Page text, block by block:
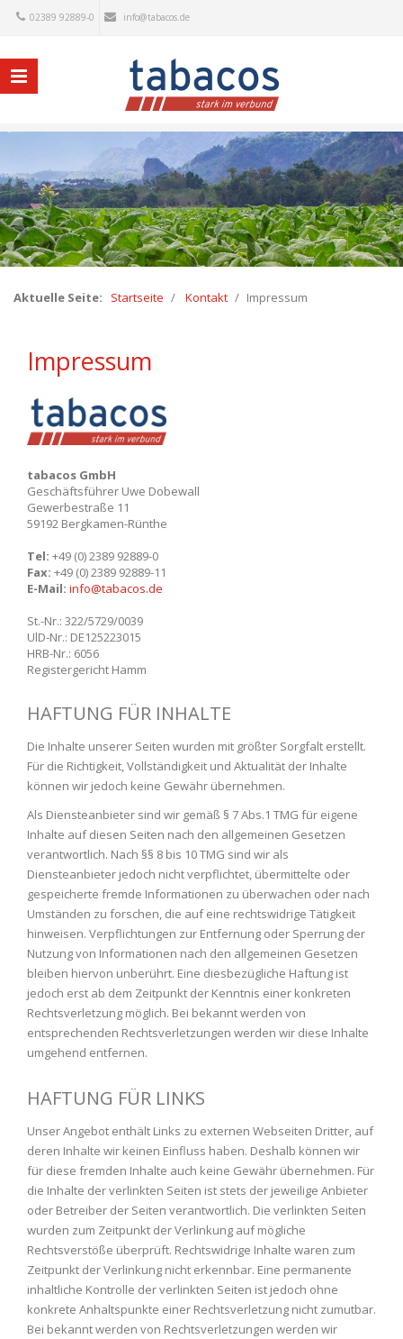
02389 92889-0 info@tabacos.de
Aktuelle Seite: Startseite Kontakt Impressum
Impressum
tabacos GmbH
Geschäftsführer Uwe Dobewall
Gewerbestraße 11
59192 Bergkamen-Rünthe
Tel: +49 (0) 2389 92889-0
Fax: +49 (0) 2389 92889-11
E-Mail: info@tabacos.de
St.-Nr.: 322/5729/0039
UlD-Nr.: DE125223015
HRB-Nr.: 6056
Registergericht Hamm
HAFTUNG FÜR INHALTE
Die Inhalte unserer Seiten wurden mit größter Sorgfalt erstellt.
Für die Richtigkeit, Vollständigkeit und Aktualität der Inhalte
können wir jedoch keine Gewähr übernehmen.
Als Diensteanbieter sind wir gemäß § 7 Abs.1 TMG für eigene
Inhalte auf diesen Seiten nach den allgemeinen Gesetzen
verantwortlich. Nach §§ 8 bis 10 TMG sind wir als
Diensteanbieter jedoch nicht verpflichtet, übermittelte oder
gespeicherte fremde Informationen zu überwachen oder nach
Umständen zu forschen, die auf eine rechtswidrige Tätigkeit
hinweisen. Verpflichtungen zur Entfernung oder Sperrung der
Nutzung von Informationen nach den allgemeinen Gesetzen
bleiben hiervon unberührt. Eine diesbezügliche Haftung ist
jedoch erst ab dem Zeitpunkt der Kenntnis einer konkreten
Rechtsverletzung möglich. Bei bekannt werden von
entsprechenden Rechtsverletzungen werden wir diese Inhalte
umgehend entfernen.
HAFTUNG FÜR LINKS
Unser Angebot enthält Links zu externen Webseiten Dritter, auf
deren Inhalte wir keinen Einfluss haben. Deshalb können wir
für diese fremden Inhalte auch keine Gewähr übernehmen. Für
die Inhalte der verlinkten Seiten ist stets der jeweilige Anbieter
oder Betreiber der Seiten verantwortlich. Die verlinkten Seiten
wurden zum Zeitpunkt der Verlinkung auf mögliche
Rechtsverstöße überprüft. Rechtswidrige Inhalte waren zum
Zeitpunkt der Verlinkung nicht erkennbar. Eine permanente
inhaltliche Kontrolle der verlinkten Seiten ist jedoch ohne
konkrete Anhaltspunkte einer Rechtsverletzung nicht zumutbar.
Bei bekannt werden von Rechtsverletzungen werden wir